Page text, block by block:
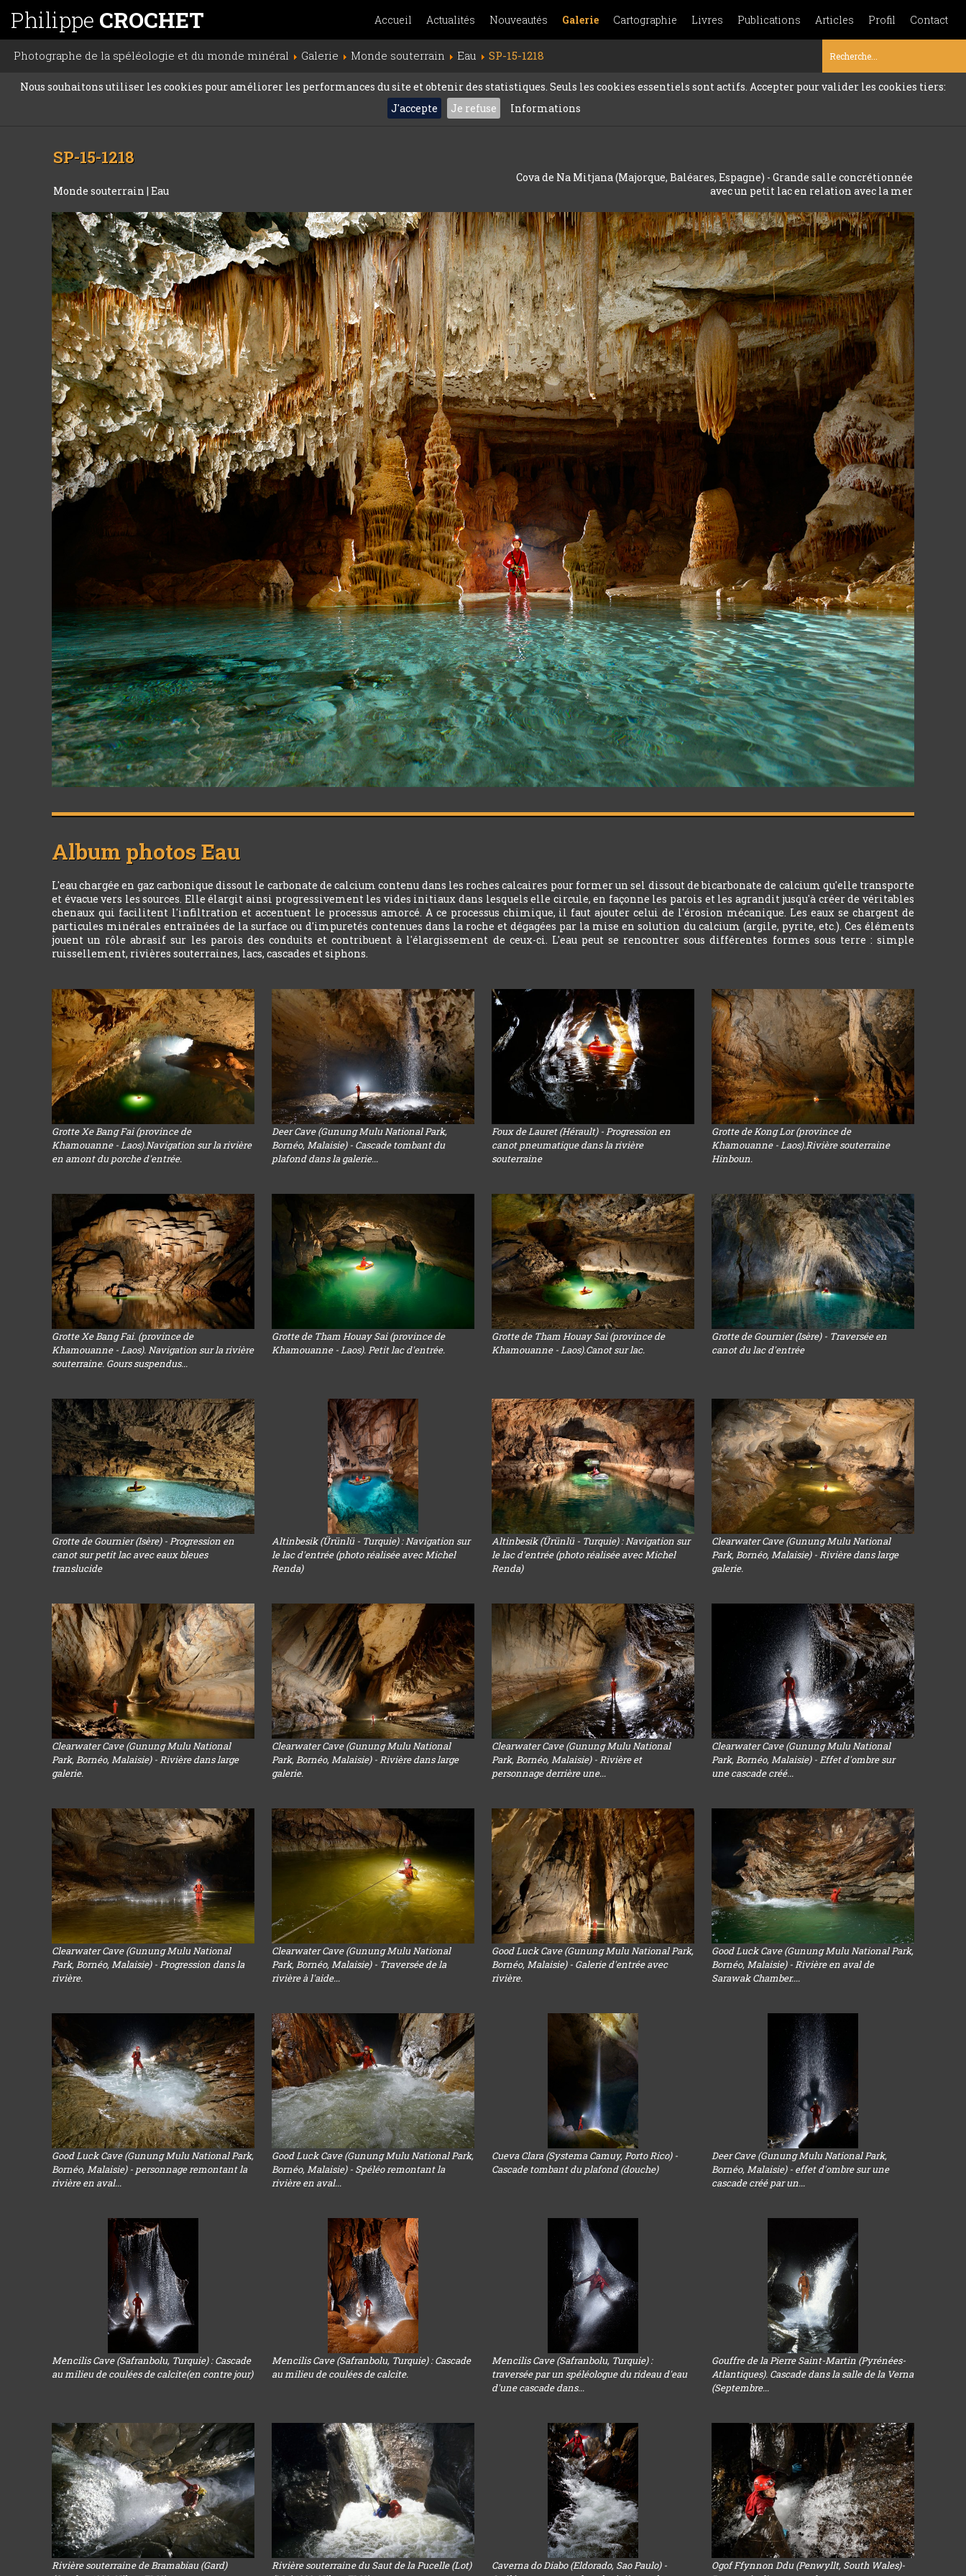
Philippe CROCHET Accueil Actualités Nouveautés Galerie Cartographie Livres Publications Articles Profil Contact
Photographe de la spéléologie et du monde minéral Galerie Monde souterrain Eau SP-15-1218
Nous souhaitons utiliser les cookies pour améliorer les performances du site et obtenir des statistiques. Seuls les cookies essentiels sont actifs. Accepter pour valider les cookies tiers:
J'accepte
Je refuse Informations
SP-15-1218
Monde souterrain|Eau
Cova de Na Mitjana (Majorque, Baléares, Espagne) - Grande salle concrétionnée
avec un petit lac en relation avec la mer
Album photosEau
L'eau chargée en gaz carbonique dissout le carbonate de calcium contenu dans les roches calcaires pour former un sel dissout de bicarbonate de calcium qu'elle transporte
et évacue vers les sources. Elle élargit ainsi progressivement les vides initiaux dans lesquels elle circule, en façonne les parois et les agrandit jusqu'à créer de véritables
chenaux qui facilitent l'infiltration et accentuent le processus amorcé. A ce processus chimique, il faut ajouter celui de l'érosion mécanique. Les eaux se chargent de
particules minérales entraînées de la surface ou d'impuretés contenues dans la roche et dégagées par la mise en solution du calcium (argile, pyrite, etc.). Ces éléments
jouent un rôle abrasif sur les parois des conduits et contribuent à l'élargissement de ceux-ci. L'eau peut se rencontrer sous différentes formes sous terre : simple
ruissellement, rivières souterraines, lacs, cascades et siphons.
Grotte Xe Bang Fai (province de
Khamouanne - Laos).Navigation sur la rivière
en amont du porche d'entrée.
Deer Cave (Gunung Mulu National Park,
Bornéo, Malaisie) - Cascade tombant du
plafond dans la galerie...
Foux de Lauret (Hérault) - Progression en
canot pneumatique dans la rivière
souterraine
Grotte de Kong Lor (province de
Khamouanne - Laos).Rivière souterraine
Hinboun.
Grotte Xe Bang Fai. (province de
Khamouanne - Laos). Navigation sur la rivière
souterraine. Gours suspendus...
Grotte de Tham Houay Sai (province de
Khamouanne - Laos). Petit lac d'entrée.
Grotte de Tham Houay Sai (province de
Khamouanne - Laos).Canot sur lac.
Grotte de Gournier (Isère) - Traversée en
canot du lac d'entrée
Grotte de Gournier (Isère) - Progression en
canot sur petit lac avec eaux bleues
translucide
Altinbesik (Ürünlü - Turquie) : Navigation sur
le lac d'entrée (photo réalisée avec Michel
Renda)
Altinbesik (Ürünlü - Turquie) : Navigation sur
le lac d'entrée (photo réalisée avec Michel
Renda)
Clearwater Cave (Gunung Mulu National
Park, Bornéo, Malaisie) - Rivière dans large
galerie.
Clearwater Cave (Gunung Mulu National
Park, Bornéo, Malaisie) - Rivière dans large
galerie.
Clearwater Cave (Gunung Mulu National
Park, Bornéo, Malaisie) - Rivière dans large
galerie.
Clearwater Cave (Gunung Mulu National
Park, Bornéo, Malaisie) - Rivière et
personnage derrière une...
Clearwater Cave (Gunung Mulu National
Park, Bornéo, Malaisie) - Effet d'ombre sur
une cascade créé...
Clearwater Cave (Gunung Mulu National
Park, Bornéo, Malaisie) - Progression dans la
rivière.
Clearwater Cave (Gunung Mulu National
Park, Bornéo, Malaisie) - Traversée de la
rivière à l'aide...
Good Luck Cave (Gunung Mulu National Park,
Bornéo, Malaisie) - Galerie d'entrée avec
rivière.
Good Luck Cave (Gunung Mulu National Park,
Bornéo, Malaisie) - Rivière en aval de
Sarawak Chamber....
Good Luck Cave (Gunung Mulu National Park,
Bornéo, Malaisie) - personnage remontant la
rivière en aval...
Good Luck Cave (Gunung Mulu National Park,
Bornéo, Malaisie) - Spéléo remontant la
rivière en aval...
Cueva Clara (Systema Camuy, Porto Rico) -
Cascade tombant du plafond (douche)
Deer Cave (Gunung Mulu National Park,
Bornéo, Malaisie) - effet d'ombre sur une
cascade créé par un...
Mencilis Cave (Safranbolu, Turquie) : Cascade
au milieu de coulées de calcite(en contre jour)
Mencilis Cave (Safranbolu, Turquie) : Cascade
au milieu de coulées de calcite.
Mencilis Cave (Safranbolu, Turquie) :
traversée par un spéléologue du rideau d'eau
d'une cascade dans...
Gouffre de la Pierre Saint-Martin (Pyrénées-
Atlantiques). Cascade dans la salle de la Verna
(Septembre...
Rivière souterraine de Bramabiau (Gard)
Rivière souterraine du Saut de la Pucelle (Lot)
Caverna do Diabo (Eldorado, Sao Paulo) -
Ogof Ffynnon Ddu (Penwyllt, South Wales)-